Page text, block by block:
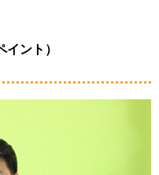
イント）